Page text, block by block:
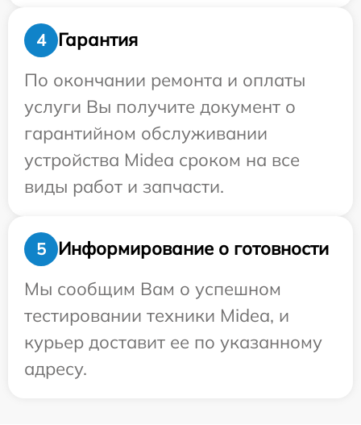
4
Гарантия
По окончании ремонта и оплаты
услуги Вы получите документ о
гарантийном обслуживании
устройства Midea сроком на все
виды работ и запчасти.
5
Информирование о готовности
Мы сообщим Вам о успешном
тестировании техники Midea, и
курьер доставит ее по указанному
адресу.